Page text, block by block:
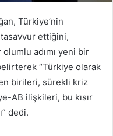
Türkiye’nin
ettiğini,
adımı yeni bir
“Türkiye olarak
birileri, sürekli kriz
AB ilişkileri, bu kısır
dedi.